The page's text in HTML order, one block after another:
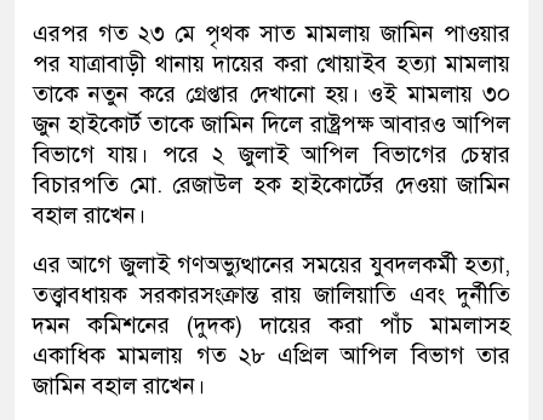
এরপর গত ২৩ মে পৃথক সাত মামলায় জামিন পাওয়ার
পর যাত্রাবাড়ী থানায় দায়ের করা খোয়াইব হত্যা মামলায়
তাকে নতুন করে গ্রেপ্তার দেখানো হয়। ওই মামলায় ৩০
জুন হাইকোর্ট তাকে জামিন দিলে রাষ্ট্রপক্ষ আবারও আপিল
বিভাগে যায়। পরে ২ জুলাই আপিল বিভাগের চেম্বার
বিচারপতি মো. রেজাউল হক হাইকোর্টের দেওয়া জামিন
বহাল রাখেন।
এর আগে জুলাই গণঅভ্যুত্থানের সময়ের যুবদলকর্মী হত্যা,
তত্ত্বাবধায়ক সরকারসংক্রান্ত রায় জালিয়াতি এবং দুর্নীতি
দমন কমিশনের (দুদক) দায়ের করা পাঁচ মামলাসহ
একাধিক মামলায় গত ২৮ এপ্রিল আপিল বিভাগ তার
জামিন বহাল রাখেন।